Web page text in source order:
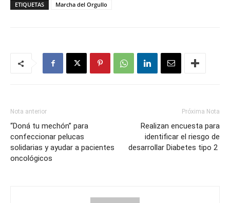
ETIQUETAS Marcha del Orgullo
Nota anterior
“Doná tu mechón” para
confeccionar pelucas
solidarias y ayudar a pacientes
oncológicos
Próxima Nota
Realizan encuesta para
identificar el riesgo de
desarrollar Diabetes tipo 2